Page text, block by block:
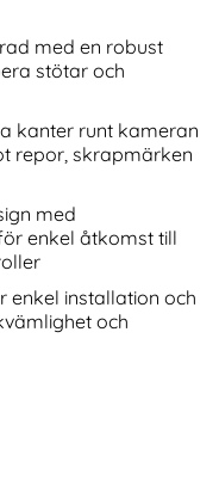
Rosa Blommor
RFID Rhombus Läder
Roséguld
246244
med en robust
stötar och
kanter runt kameran
repor, skrapmärken
med
enkel åtkomst till
enkel installation och
och